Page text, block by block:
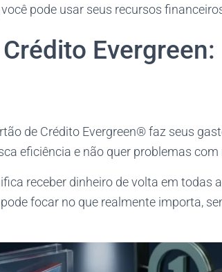
pode usar seus recursos
de Crédito Evergreen® faz seus
eficiência e não quer problemas com
receber dinheiro de volta em todas
focar no que realmente importa,